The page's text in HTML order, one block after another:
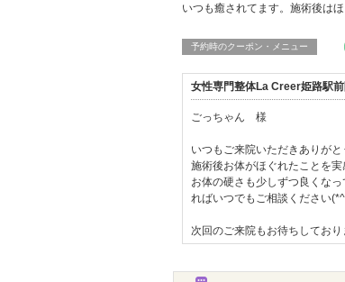
いつも癒されてます。施術後は
予約時のクーポン・メニュー
女性専門整体La Creer姫路駅
ごっちゃん 様
いつもご来院いただきありが
施術後お体がほぐれたことを
お体の硬さも少しずつ良くな
ればいつでもご相談ください
次回のご来院もお待ちしてお